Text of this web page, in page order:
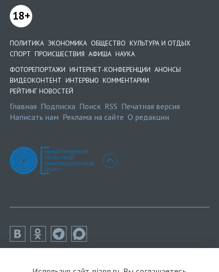
18+
ПОЛИТИКА ЭКОНОМИКА ОБЩЕСТВО КУЛЬТУРА И ОТДЫХ
СПОРТ ПРОИСШЕСТВИЯ АФИША НАУКА
ФОТОРЕПОРТАЖИ ИНТЕРНЕТ-КОНФЕРЕНЦИИ АНОНСЫ
ВИДЕОКОНТЕНТ ИНТЕРВЬЮ КОММЕНТАРИИ
РЕЙТИНГ НОВОСТЕЙ
Главная Подписка Поиск RSS Печатная версия
Написать нам Реклама на сайте О редакции